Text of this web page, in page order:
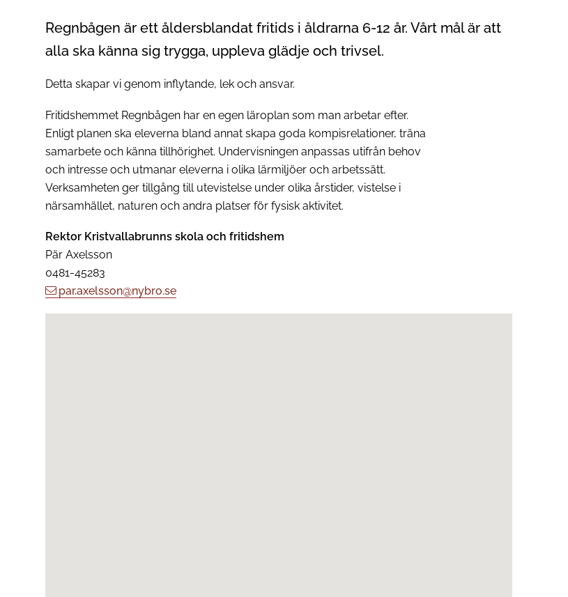
Regnbågen är ett åldersblandat fritids i åldrarna 6-12 år. Vårt mål är att
alla ska känna sig trygga, uppleva glädje och trivsel.
Detta skapar vi genom inflytande, lek och ansvar.
Fritidshemmet Regnbågen har en egen läroplan som man arbetar efter.
Enligt planen ska eleverna bland annat skapa goda kompisrelationer, träna
samarbete och känna tillhörighet. Undervisningen anpassas utifrån behov
och intresse och utmanar eleverna i olika lärmiljöer och arbetssätt.
Verksamheten ger tillgång till utevistelse under olika årstider, vistelse i
närsamhället, naturen och andra platser för fysisk aktivitet.
Rektor Kristvallabrunns skola och fritidshem
Pär Axelsson
0481-45283
par.axelsson@nybro.se